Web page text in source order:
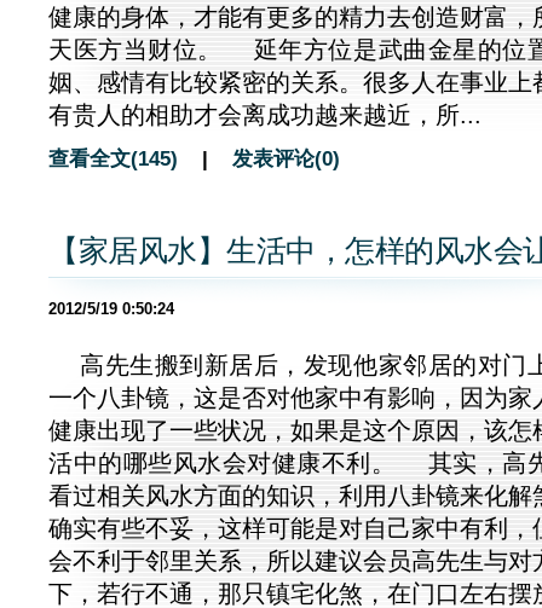
健康的身体，才能有更多的精力去创造财富，
天医方当财位。 延年方位是武曲金星的位
姻、感情有比较紧密的关系。很多人在事业上
有贵人的相助才会离成功越来越近，所...
查看全文(145) | 发表评论(0)
【家居风水】生活中，怎样的风水会
2012/5/19 0:50:24
高先生搬到新居后，发现他家邻居的对门
一个八卦镜，这是否对他家中有影响，因为
健康出现了一些状况，如果是这个原因，该怎
活中的哪些风水会对健康不利。 其实，高
看过相关风水方面的知识，利用八卦镜来化解
确实有些不妥，这样可能是对自己家中有利，
会不利于邻里关系，所以建议会员高先生与对
下，若行不通，那只镇宅化煞，在门口左右摆